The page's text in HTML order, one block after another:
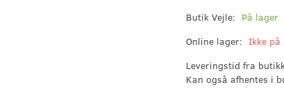
Butik Vejle: På lager
Online lager: Ikke på
Leveringstid fra
Kan også afhentes i